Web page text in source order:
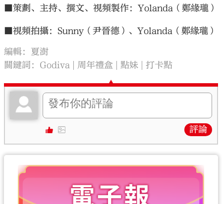
■策劃、主持、撰文、視頻製作：Yolanda（鄭緣瓏）
■視頻拍攝：Sunny（尹晉德）、Yolanda（鄭緣瓏）
編輯：夏澍
關鍵詞： Godiva 周年禮盒 點妹 打卡點
評論